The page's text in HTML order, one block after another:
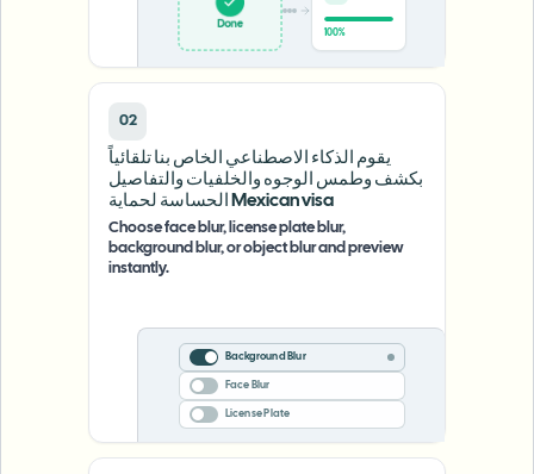
Done
100%
02
يقوم الذكاء الاصطناعي الخاص بنا تلقائياً
بكشف وطمس الوجوه والخلفيات والتفاصيل
الحساسة لحماية Mexican visa
Choose face blur, license plate blur,
background blur, or object blur and preview
instantly.
Background Blur
Face Blur
License Plate